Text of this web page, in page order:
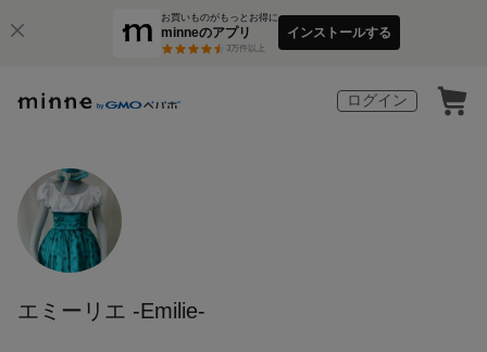
お買いものがもっとお得に
minneのアプリ
3万件以上
インストールする
ログイン
エミーリエ -Emilie-